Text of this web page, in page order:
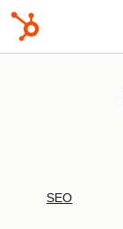
SEO